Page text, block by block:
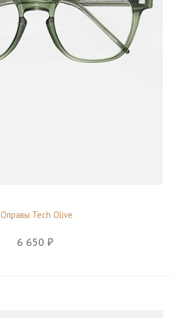
Оправы Tech Olive
6 650 ₽